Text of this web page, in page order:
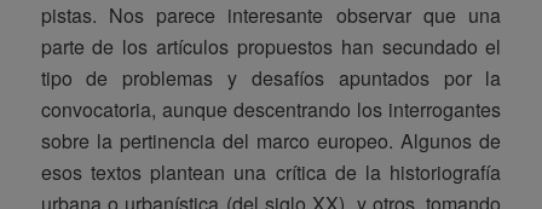
pistas. Nos parece interesante observar que una
parte de los artículos propuestos han secundado el
tipo de problemas y desafíos apuntados por la
convocatoria, aunque descentrando los interrogantes
sobre la pertinencia del marco europeo. Algunos de
esos textos plantean una crítica de la historiografía